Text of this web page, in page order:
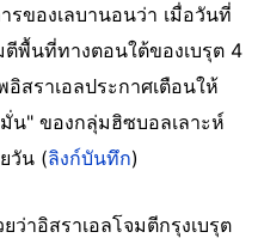
รของเลบานอนว่า เมื่อวันที่
พื้นที่ทางตอนใต้ของเบรุต 4
สราเอลประกาศเตือนให้
น" ของกลุ่มฮิซบอลเลาะห์
วัน (ลิงก์บันทึก)
ยว่าอิสราเอลโจมตีกรุงเบรุต